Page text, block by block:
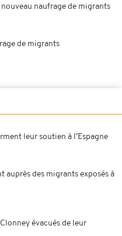
naufrage de migrants
de migrants
leur soutien à l’Espagne
auprès des migrants exposés à
évacués de leur